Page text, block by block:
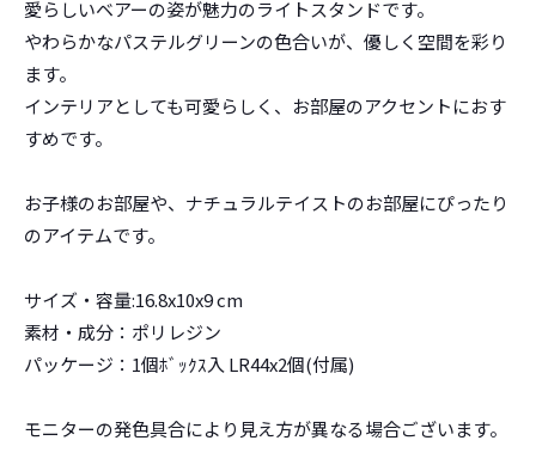
愛らしいベアーの姿が魅力のライトスタンドです。
やわらかなパステルグリーンの色合いが、優しく空間を彩り
ます。
インテリアとしても可愛らしく、お部屋のアクセントにおす
すめです。
お子様のお部屋や、ナチュラルテイストのお部屋にぴったり
のアイテムです。
サイズ・容量:16.8x10x9 cm
素材・成分：ポリレジン
パッケージ：1個ﾎﾞｯｸｽ入 LR44x2個(付属)
モニターの発色具合により見え方が異なる場合ございます。